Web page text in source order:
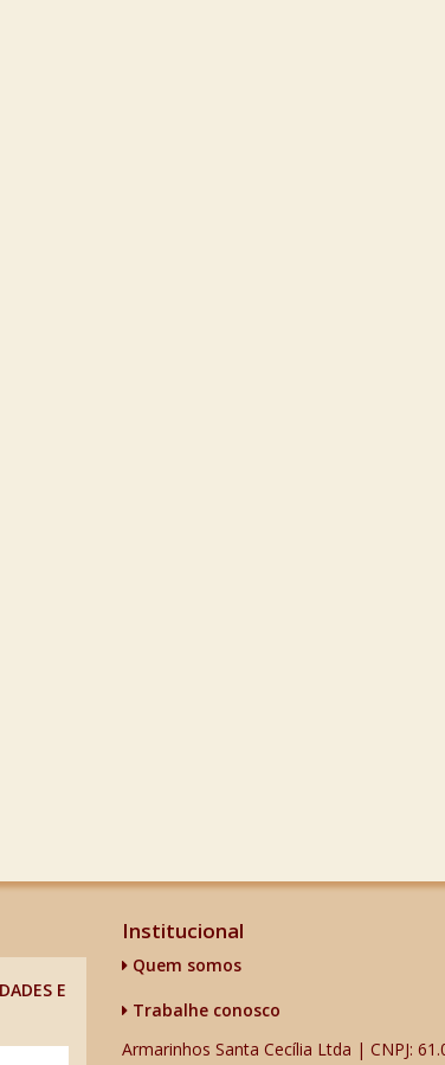
E
Institucional
Quem somos
Trabalhe conosco
Armarinhos Santa Cecília Ltda | CNPJ: